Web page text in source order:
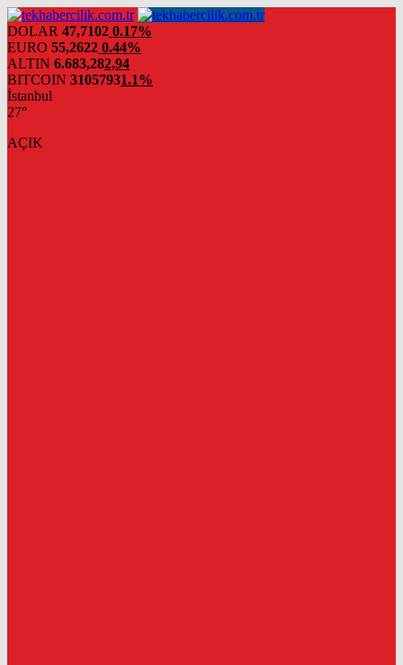
DOLAR 47,7102 0.17%
EURO 55,2622 0.44%
ALTIN 6.683,282,94
BITCOIN 31057931.1%
İstanbul
27°
AÇIK